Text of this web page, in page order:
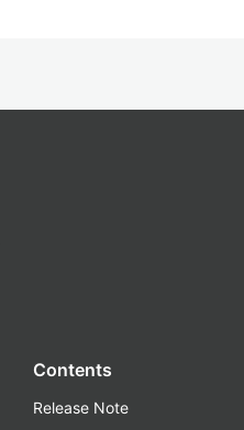
Contents
Release Note